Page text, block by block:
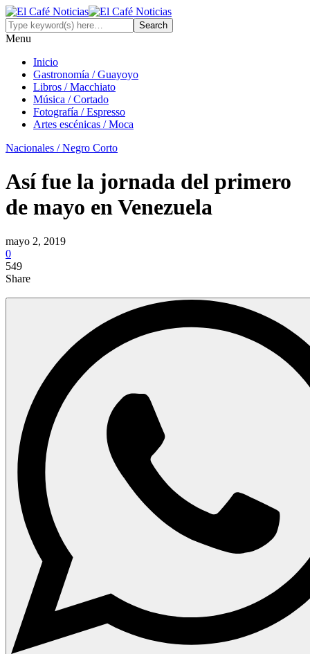
Menu
Inicio
Gastronomía / Guayoyo
Libros / Macchiato
Música / Cortado
Fotografía / Espresso
Artes escénicas / Moca
Nacionales / Negro Corto
Así fue la jornada del primero
de mayo en Venezuela
mayo 2, 2019
0
549
Share